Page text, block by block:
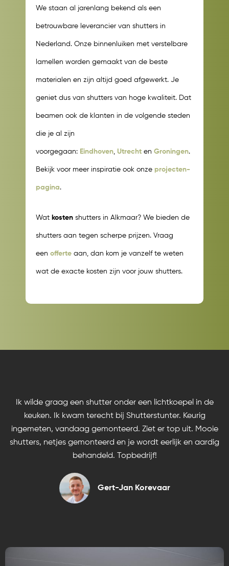
We staan al jarenlang bekend als een
betrouwbare leverancier van shutters in
Nederland. Onze binnenluiken met verstelbare
lamellen worden gemaakt van de beste
materialen en zijn altijd goed afgewerkt. Je
geniet dus van shutters van hoge kwaliteit. Dat
beamen ook de klanten in de volgende steden
die je al zijn
voorgegaan: Eindhoven Utrecht en Groningen.
Bekijk voor meer inspiratie ook onze projecten-
pagina.
Wat kosten shutters in Alkmaar? We bieden de
shutters aan tegen scherpe prijzen. Vraag
een offerte aan, dan kom je vanzelf te weten
wat de exacte kosten zijn voor jouw shutters.
Ik wilde graag een shutter onder een lichtkoepel in de
keuken. Ik kwam terecht bij Shutterstunter. Keurig
ingemeten, vandaag gemonteerd. Ziet er top uit. Mooie
shutters, netjes gemonteerd en je wordt eerlijk en aardig
behandeld. Topbedrijf!
Gert-Jan Korevaar